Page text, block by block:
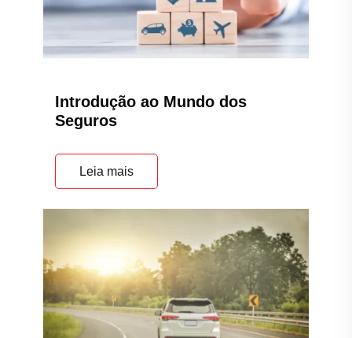
Introdução ao Mundo dos
Seguros
Leia mais